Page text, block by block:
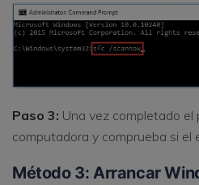
Paso 3: Una vez completado el
computadora y comprueba si el
Método 3: Arrancar